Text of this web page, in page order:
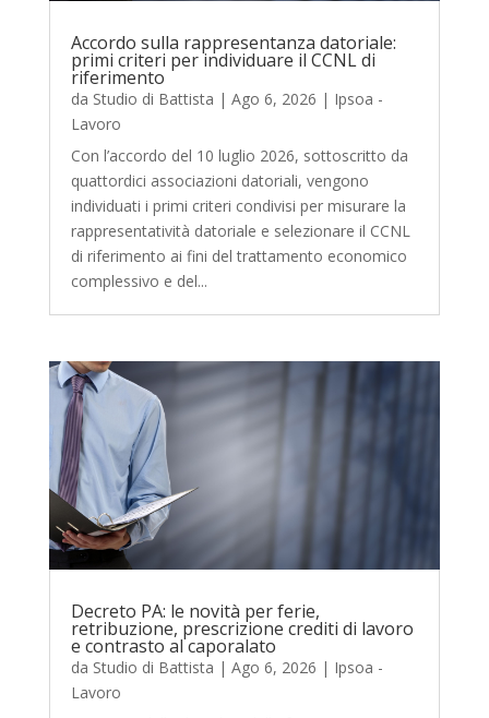
Accordo sulla rappresentanza datoriale:
primi criteri per individuare il CCNL di
riferimento
da Studio di Battista | Ago 6, 2026 | Ipsoa -
Lavoro
Con l’accordo del 10 luglio 2026, sottoscritto da
quattordici associazioni datoriali, vengono
individuati i primi criteri condivisi per misurare la
rappresentatività datoriale e selezionare il CCNL
di riferimento ai fini del trattamento economico
complessivo e del...
Decreto PA: le novità per ferie,
retribuzione, prescrizione crediti di lavoro
e contrasto al caporalato
da Studio di Battista | Ago 6, 2026 | Ipsoa -
Lavoro